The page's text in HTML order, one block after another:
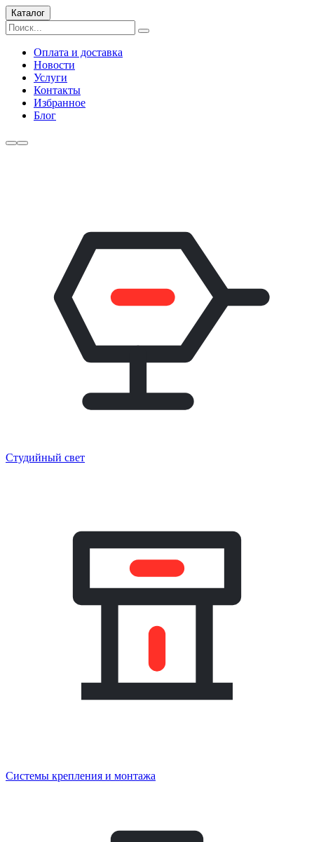
Каталог
Оплата и доставка
Новости
Услуги
Контакты
Избранное
Блог
Студийный свет
Системы крепления и монтажа